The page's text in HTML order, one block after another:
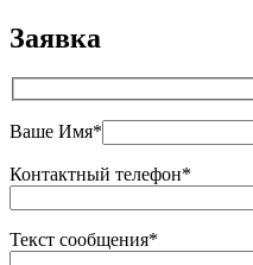
Заявка
Ваше Имя*
Контактный телефон*
Текст сообщения*